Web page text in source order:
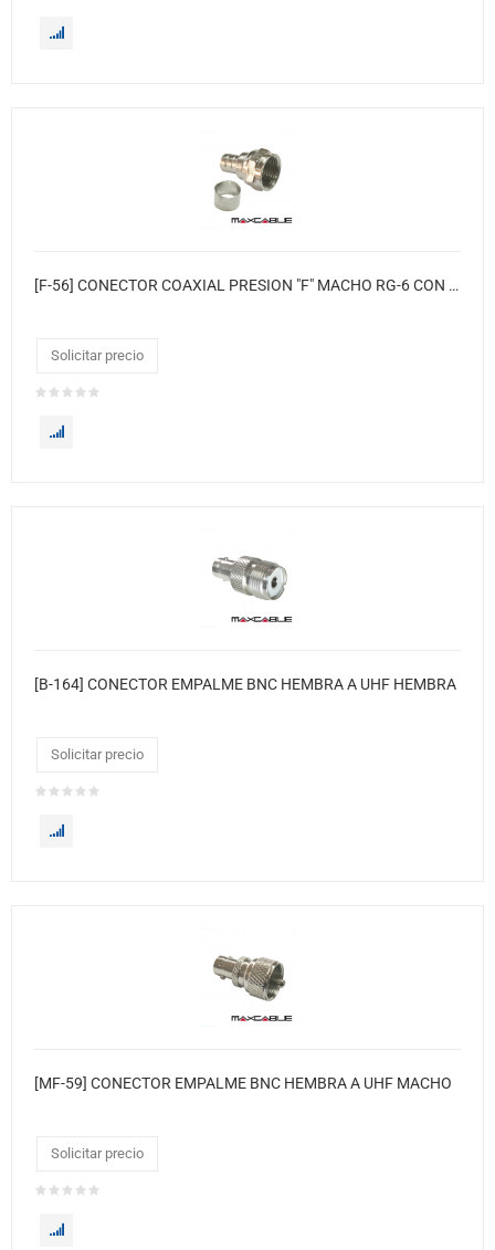
[F-56] CONECTOR COAXIAL PRESION "F" MACHO RG-6 CON ARO
Solicitar precio
[B-164] CONECTOR EMPALME BNC HEMBRA A UHF HEMBRA
Solicitar precio
[MF-59] CONECTOR EMPALME BNC HEMBRA A UHF MACHO
Solicitar precio